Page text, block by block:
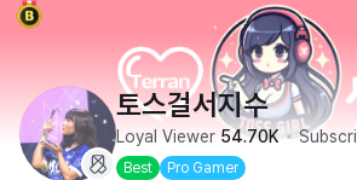
토스걸서지수
Loyal Viewer 54.70K
Best Pro Gamer